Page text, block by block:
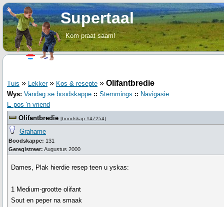
Supertaal
Kom praat saam!
Tuis » Lekker» Kos & resepte » Olifantbredie
Wys: Vandag se boodskappe :: Stemmings :: Navigasie
E-pos 'n vriend
Olifantbredie [boodskap #47254]
Grahame
Boodskappe: 131
Geregistreer: Augustus 2000
Dames, Plak hierdie resep teen u yskas:
1 Medium-grootte olifant
Sout en peper na smaak